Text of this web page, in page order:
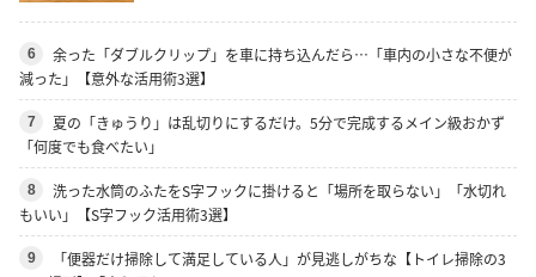
6
余った「ダブルクリップ」を車に持ち込んだら…「車内の小さな不便が
減った」【意外な活用術3選】
7
夏の「きゅうり」は乱切りにするだけ。5分で完成するメイン級おかず
「何度でも食べたい」
8
洗った水筒のふたをS字フックに掛けると「場所を取らない」「水切れ
もいい」【S字フック活用術3選】
9
「便器だけ掃除して満足している人」が見逃しがちな【トイレ掃除の3